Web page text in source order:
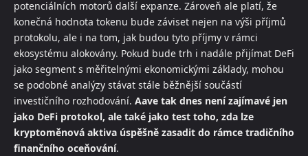
potenciálních motorů další expanze. Zároveň ale platí, že
konečná hodnota tokenu bude záviset nejen na výši příjmů
protokolu, ale i na tom, jak budou tyto příjmy v rámci
ekosystému alokovány. Pokud bude trh i nadále přijímat DeFi
jako segment s měřitelnými ekonomickými základy, mohou
se podobné analýzy stávat stále běžnější součástí
investičního rozhodování. Aave tak dnes není zajímavé jen
jako DeFi protokol, ale také jako test toho, zda lze
kryptoměnová aktiva úspěšně zasadit do rámce tradičního
finančního oceňování.